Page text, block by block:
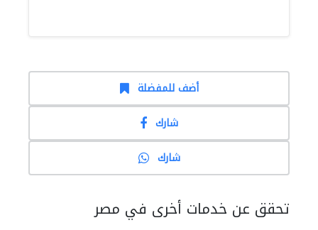
أضف للمفضلة
شارك
شارك
تحقق عن خدمات أخرى في مصر